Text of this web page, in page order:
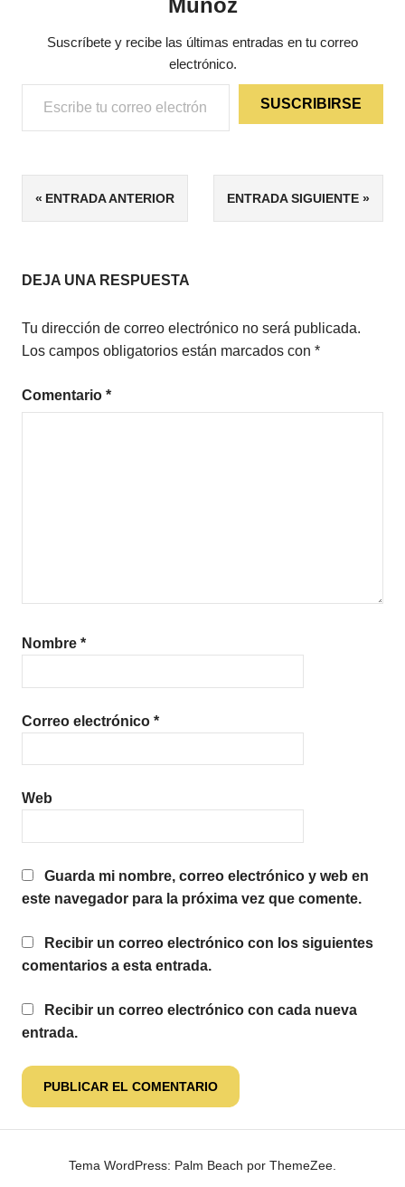
Muñoz
Suscríbete y recibe las últimas entradas en tu correo
electrónico.
Escribe tu correo electrónico…
SUSCRIBIRSE
ETIQUETAS
4/5
ROMANOS
Navegación
entradas
ENTRADA ANTERIOR ENTRADA SIGUIENTE
DEJA UNA RESPUESTA
Tu dirección de correo electrónico no será publicada.
Los campos obligatorios están marcados con *
Comentario *
Nombre *
Correo electrónico *
Web
Guarda mi nombre, correo electrónico y web en
este navegador para la próxima vez que comente.
Recibir un correo electrónico con los siguientes
comentarios a esta entrada.
Recibir un correo electrónico con cada nueva
entrada.
Tema WordPress: Palm Beach por ThemeZee.